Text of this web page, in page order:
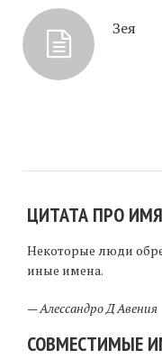
Зея
ЦИТАТА ПРО ИМЯ
Некоторые люди
иные имена.
—Алессандро Д Авения
СОВМЕСТИМЫЕ